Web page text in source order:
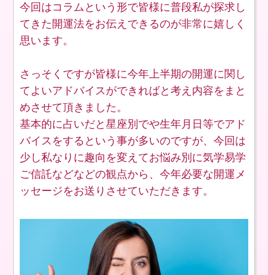
今回はコラムという形で皆様に普段私が探求し
てきた開運法をお伝えできるのが非常に嬉しく
思います。
さっそくですが皆様に今年上半期の開運に関し
てよいアドバイスができればと考え内容をまと
めさせて頂きました。
基本的に占いだと星座別でや生年月日等でアド
バイスをするという事が多いのですが、今回は
少し私なりに趣向を変えてお悩み別に気学易学
ご信託などなどの観点から、今年必要な開運メ
ッセージをお送りさせていただきます。